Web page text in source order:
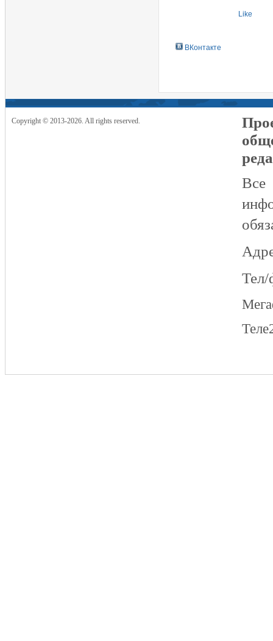
Like
ВКонтакте
Copyright © 2013-2026. All rights reserved.